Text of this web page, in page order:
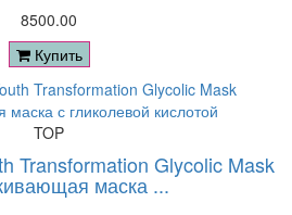
8500.00
Купить
TOP
Transformation Glycolic Mask
маска ...